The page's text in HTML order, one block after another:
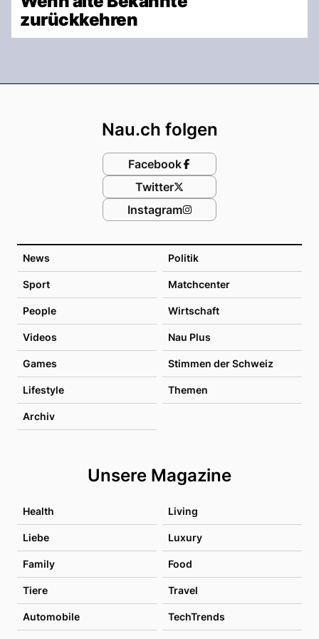
zurückkehren
News Politik
Sport Matchcenter
People Wirtschaft
Videos Nau Plus
Games Stimmen der Schweiz
Lifestyle Themen
Archiv
Unsere Magazine
Health Living
Liebe Luxury
Family Food
Tiere Travel
Automobile TechTrends
Nau.ch folgen
Facebook
Twitter
Instagram